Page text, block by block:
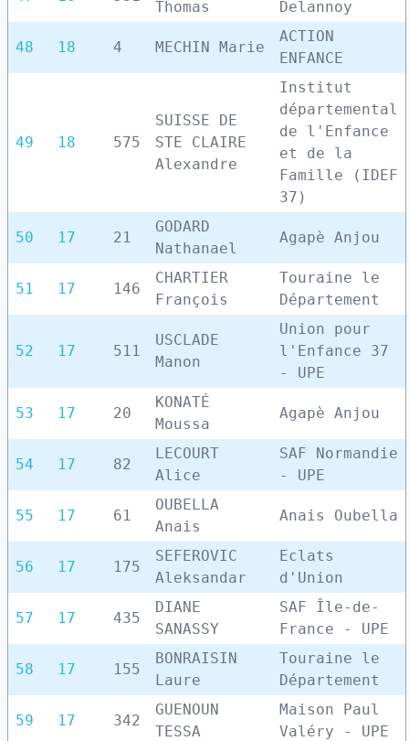
Thomas Delannoy
48 18 4 MECHIN Marie
ACTION
ENFANCE
49 18 575
SUISSE DE
STE CLAIRE
Alexandre
Institut
départemental
de l'Enfance
et de la
Famille (IDEF
37)
50 17 21
GODARD
Nathanael
Agapè Anjou
51 17 146
CHARTIER
François
Touraine le
Département
52 17 511
USCLADE
Manon
Union pour
l'Enfance 37
- UPE
53 17 20
KONATÉ
Moussa
Agapè Anjou
54 17 82
LECOURT
Alice
SAF Normandie
- UPE
55 17 61
OUBELLA
Anais
Anais Oubella
56 17 175
SEFEROVIC
Aleksandar
Eclats
d'Union
57 17 435
DIANE
SANASSY
SAF Île-de-
France - UPE
58 17 155
BONRAISIN
Laure
Touraine le
Département
59 17 342
GUENOUN
TESSA
Maison Paul
Valéry - UPE